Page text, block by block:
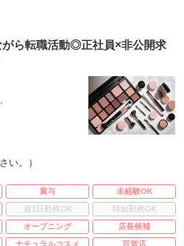
がら転職活動◎正社員×非公開求
い。）
賞与
未経験OK
週3日勤務OK
時短勤務OK
オープニング
店長候補
ナチュラルコスメ 百貨店